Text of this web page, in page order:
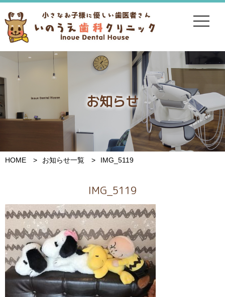
toggle
お知らせ
HOME お知らせ一覧 IMG_5119
IMG_5119